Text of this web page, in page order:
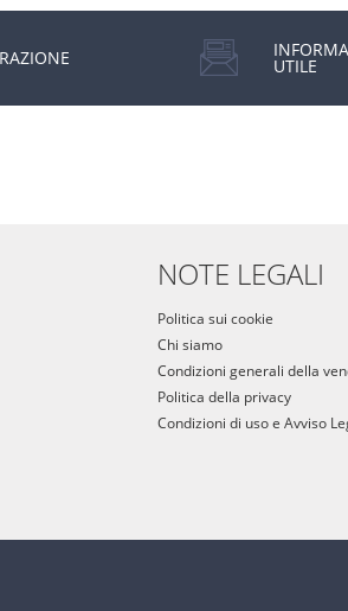
UTILE
NOTE LEGALI
Politica sui cookie
Chi siamo
Condizioni generali della
Politica della privacy
Condizioni di uso e Avviso